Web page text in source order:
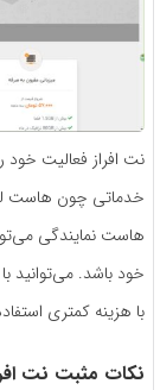
هاست نمایندگی
خود باشد. می‌توانید
با هزینه کمتری
نکات مثبت نت